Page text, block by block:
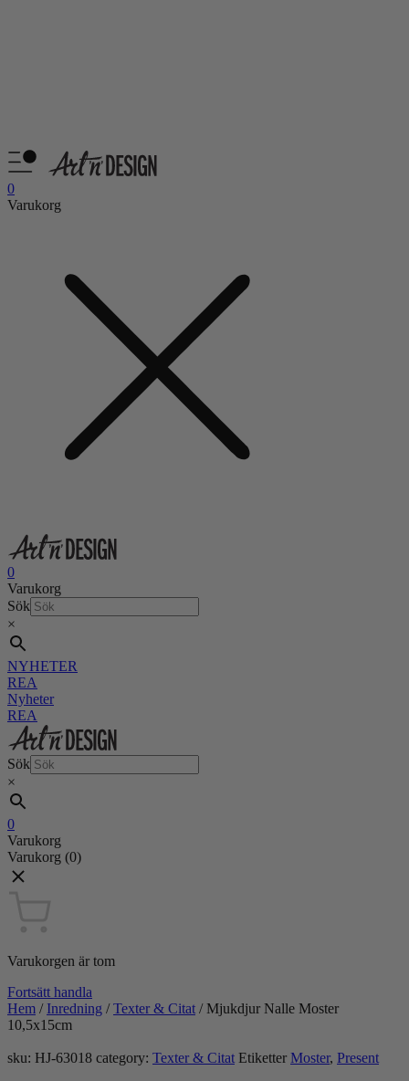
0
Varukorg
0
Varukorg
Sök
×
NYHETER
REA
Nyheter
REA
Sök
×
0
Varukorg
Varukorg (0)
Varukorgen är tom
Fortsätt handla
Hem / Inredning /Texter & Citat /Mjukdjur Nalle Moster
10,5x15cm
sku: HJ-63018 category: Texter & Citat Etiketter Moster, Present